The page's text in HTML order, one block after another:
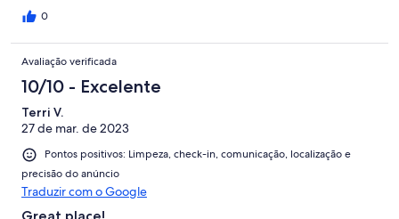
0
Avaliação verificada
10/10 - Excelente
Terri V.
27 de mar. de 2023
Pontos positivos: Limpeza, check-in, comunicação, localização e
precisão do anúncio
Traduzir com o Google
Great place!